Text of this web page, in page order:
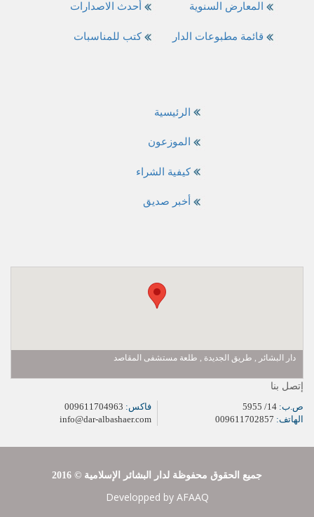
أحدث الاصدارات
كتب للمناسبات
المعارض السنوية
قائمة مطبوعات الدار
الرئيسية
الموزعون
كيفية الشراء
أخبر صديق
دار البشائر , طريق الجديدة , طلعة مستشفى المقاصد
إتصل بنا
ص.ب:
الهاتف:
فاكس:
info@dar-albashaer.com
2016 © جميع الحقوق محفوظة لدار البشائر الإسلامية
Developped by AFAAQ